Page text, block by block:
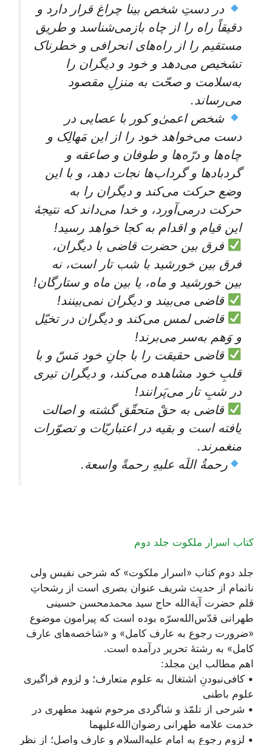
در دستِ شخص بینا چراغ قرار دارد و
دقیقاً راه را از چاه بازمی‌شناسد و طریق
مستقیم را از راه‌های انحرافی و خطرناک
تشخیص می‌دهد و خود و دیگران را
به‌سلامت و صحّت به منزلِ مقصود
می‌رساند.
شخص اعمیٰ‌و کور با عصایی در
دست می‌خواهد خود را از این مَهالِک و
چاه‌ها و درّه‌ها و طوفان و صاعقه و
گردبادها و گرداب‌ها نجات دهد، و با این
وضع حرکت می‌کند و دیگران را به
حرکت درمی‌آورد، و خدا می‌داند که نتیجۀ
این قیام و اقدام به کجا خواهد رسید!
فرق بین حضرت قاضی با دیگران،
فرق بین خورشید با شب تار است، نه
بین خورشید و ماه، یا بین ماه و ستارگان!
قاضی می‌بیند و دیگران نمی‌بینند!
قاضی لمس می‌کند و دیگران در تخیّل
و وَهم به‌سر می‌برند!
قاضی حقیقت را با جانِ خود مَسّ و با
قلبِ خود مشاهده می‌کند، و دیگران تیری
در شبِ تار می‌پَرانند!
قاضی به حقْ متحقّق گشته و اصالت
یافته است و بقیه در اعتباریّات و تصوّرات
منغمرند.
رحمةُ اللَه علیهِ رحمةً واسعة.
کتاب اسرار ملکوت جلد دوم
جلد دوم کتاب «اسرار ملکوت» که شرحی نفیس ولی
ناتمام از حدیث شریف عنوان بصری است از رشحاتِ
قلم حضرت آیة‌الله حاج سید محمدمحسن حسینی
طهرانی قدّس‌الله‌سرّه بوده است که پیرامون موضوع
«ضرورت رجوع به عارف کامل» و «شاخصه‌های عارف
کامل» به رشتۀ تحریر درآمده است.
اهم مطالب این مجلد:
• کافی‌نبودنِ اشتغال به علوم متعارف؛ و لزوم فراگیری
علوم باطنی
• شرحی از تلمّذ و شاگردی مرحوم شهید مطهری در
خدمت علامه طهرانی رضوان‌الله‌علیهما
• لزوم رجوع به امام علیه‌السلام و عارف واصل؛ از نظر